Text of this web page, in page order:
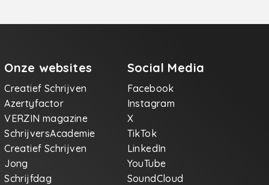
zal
heel
nu
de
Onze websites
Creatief Schrijven
Azertyfactor
VERZIN magazine
SchrijversAcademie
Creatief Schrijven
Jong
Schrijfdag
Social Media
Facebook
Instagram
X
TikTok
LinkedIn
YouTube
SoundCloud